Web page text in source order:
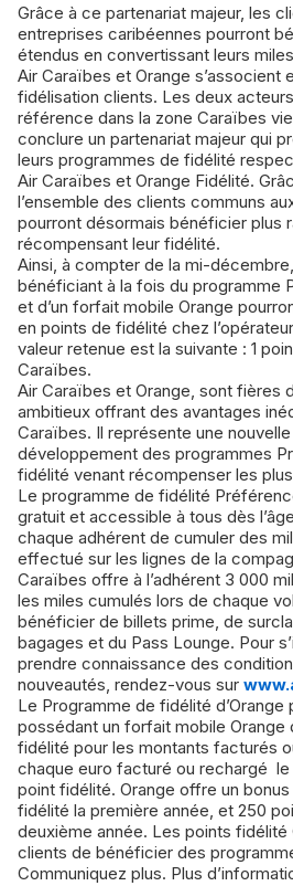
Grâce à ce partenariat majeur, les clients des deux
entreprises caribéennes pourront
étendus en convertissant leurs
Air Caraïbes et Orange s’associent
fidélisation clients. Les deux
référence dans la zone Caraïbes
conclure un partenariat majeur qui
leurs programmes de fidélité
Air Caraïbes et Orange Fidélité.
l’ensemble des clients communs
pourront désormais bénéficier plus
récompensant leur fidélité.
Ainsi, à compter de la mi-
bénéficiant à la fois du programme
et d’un forfait mobile Orange
en points de fidélité chez
valeur retenue est la suivante : 1
Caraïbes.
Air Caraïbes et Orange, sont fières
ambitieux offrant des avantages
Caraïbes. Il représente une
développement des programmes
fidélité venant récompenser les
Le programme de fidélité
gratuit et accessible à tous dès
chaque adhérent de cumuler des
effectué sur les lignes de la
Caraïbes offre à l’adhérent 3 000
les miles cumulés lors de chaque
bénéficier de billets prime, de
bagages et du Pass Lounge. Pour
prendre connaissance des
nouveautés, rendez-vous sur
Le Programme de fidélité
possédant un forfait mobile Orange
fidélité pour les montants facturés
chaque euro facturé ou rechargé le
point fidélité. Orange offre un
fidélité la première année, et 250
deuxième année. Les points fidélité
clients de bénéficier des
Communiquez plus. Plus